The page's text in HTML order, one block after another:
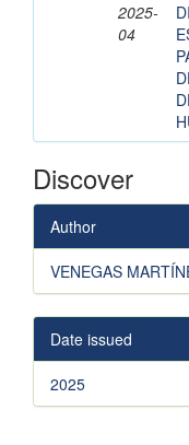
2025-
04
Discover
Author
VENEGAS
Date issued
2025